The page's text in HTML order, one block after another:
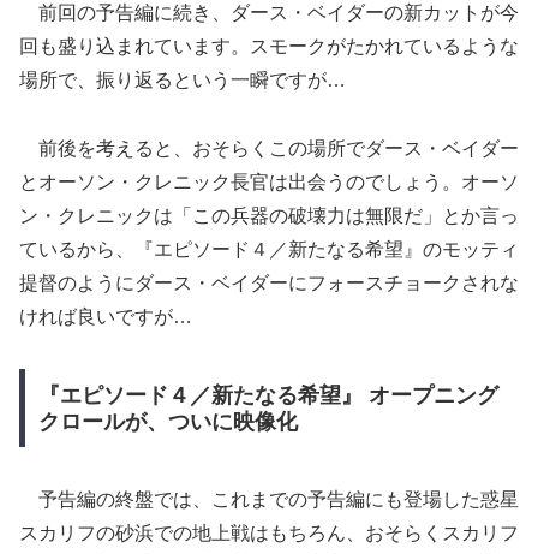
前回の予告編に続き、ダース・ベイダーの新カットが今
回も盛り込まれています。スモークがたかれているような
場所で、振り返るという一瞬ですが…
前後を考えると、おそらくこの場所でダース・ベイダー
とオーソン・クレニック長官は出会うのでしょう。オーソ
ン・クレニックは「この兵器の破壊力は無限だ」とか言っ
ているから、『エピソード４／新たなる希望』のモッティ
提督のようにダース・ベイダーにフォースチョークされな
ければ良いですが…
『エピソード４／新たなる希望』 オープニング
クロールが、ついに映像化
予告編の終盤では、これまでの予告編にも登場した惑星
スカリフの砂浜での地上戦はもちろん、おそらくスカリフ